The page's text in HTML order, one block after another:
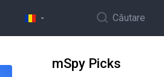
Căutare
mSpy Picks